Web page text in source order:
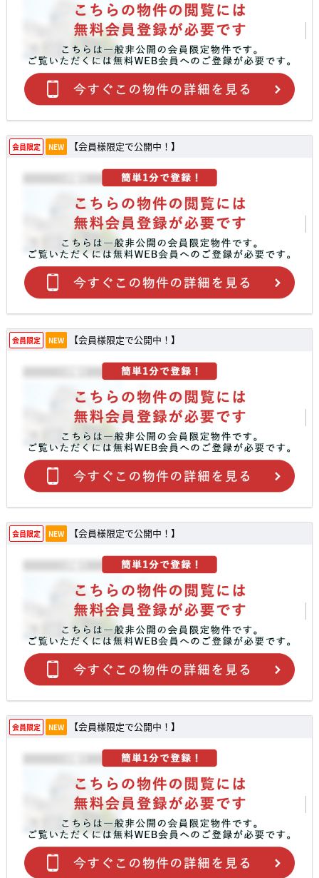
会員限定 NEW 【会員様限定で公開中！】
会員限定 NEW 【会員様限定で公開中！】
会員限定 NEW 【会員様限定で公開中！】
会員限定 NEW 【会員様限定で公開中！】